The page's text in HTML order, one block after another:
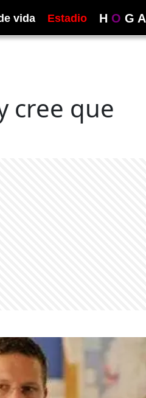
vida Estadio H O G A
cree que